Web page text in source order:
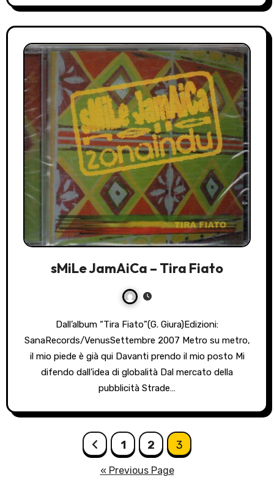
sMiLe JamAiCa – Tira Fiato
Dall’album “Tira Fiato”(G. Giura)Edizioni:
SanaRecords/VenusSettembre 2007 Metro su metro,
il mio piede è già qui Davanti prendo il mio posto Mi
difendo dall’idea di globalità Dal mercato della
pubblicità Strade…
pagination
1 2 3
« Previous Page